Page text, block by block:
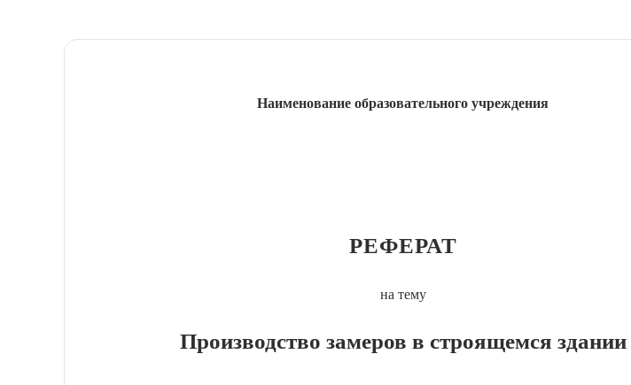
Наименование образовательного учреждения
РЕФЕРАТ
на тему
Производство замеров в строящемся здании